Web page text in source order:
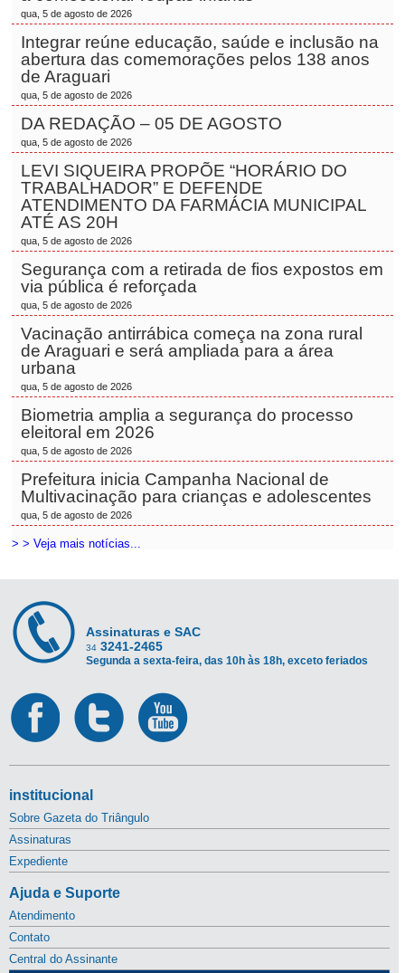
qua, 5 de agosto de 2026
Integrar reúne educação, saúde e inclusão na
abertura das comemorações pelos 138 anos
de Araguari
qua, 5 de agosto de 2026
DA REDAÇÃO – 05 DE AGOSTO
qua, 5 de agosto de 2026
LEVI SIQUEIRA PROPÕE “HORÁRIO DO
TRABALHADOR” E DEFENDE
ATENDIMENTO DA FARMÁCIA MUNICIPAL
ATÉ AS 20H
qua, 5 de agosto de 2026
Segurança com a retirada de fios expostos em
via pública é reforçada
qua, 5 de agosto de 2026
Vacinação antirrábica começa na zona rural
de Araguari e será ampliada para a área
urbana
qua, 5 de agosto de 2026
Biometria amplia a segurança do processo
eleitoral em 2026
qua, 5 de agosto de 2026
Prefeitura inicia Campanha Nacional de
Multivacinação para crianças e adolescentes
qua, 5 de agosto de 2026
> > Veja mais notícias...
Assinaturas e SAC
34 3241-2465
Segunda a sexta-feira, das 10h às 18h, exceto feriados
institucional
Sobre Gazeta do Triângulo
Assinaturas
Expediente
Ajuda e Suporte
Atendimento
Contato
Central do Assinante